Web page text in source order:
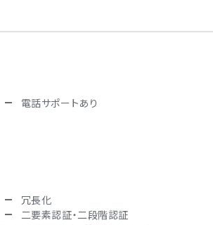
電話サポートあり
冗長化
二要素認証・二段階認証